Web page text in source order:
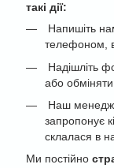
такі дії:
Напишіть
телефоном,
Надішліть
або обміняти.
Наш
запропонує
склалася в
Ми постійно